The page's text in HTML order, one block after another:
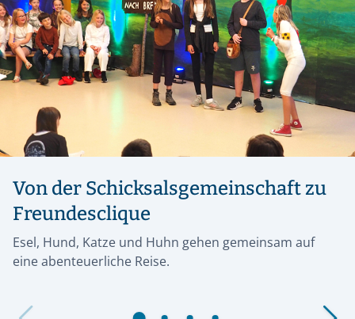
Von der Schicksalsgemeinschaft zu
Freundesclique
Esel, Hund, Katze und Huhn gehen gemeinsam auf
eine abenteuerliche Reise.